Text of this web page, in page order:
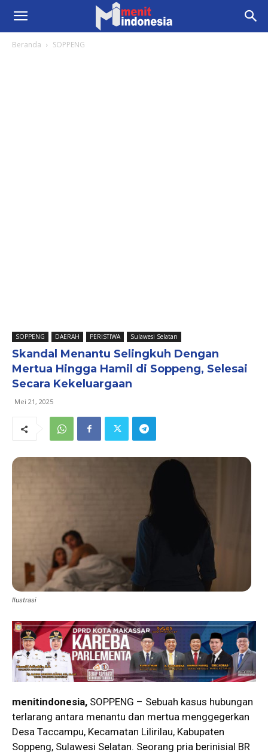
Beranda SOPPENG
SOPPENG DAERAH PERISTIWA Sulawesi Selatan
Skandal Menantu Selingkuh Dengan
Mertua Hingga Hamil di Soppeng, Selesai
Secara Kekeluargaan
Mei 21, 2025
Ilustrasi
menitindonesia, SOPPENG – Sebuah kasus hubungan
terlarang antara menantu dan mertua menggegerkan
Desa Taccampu, Kecamatan Lilirilau, Kabupaten
Soppeng, Sulawesi Selatan. Seorang pria berinisial BR